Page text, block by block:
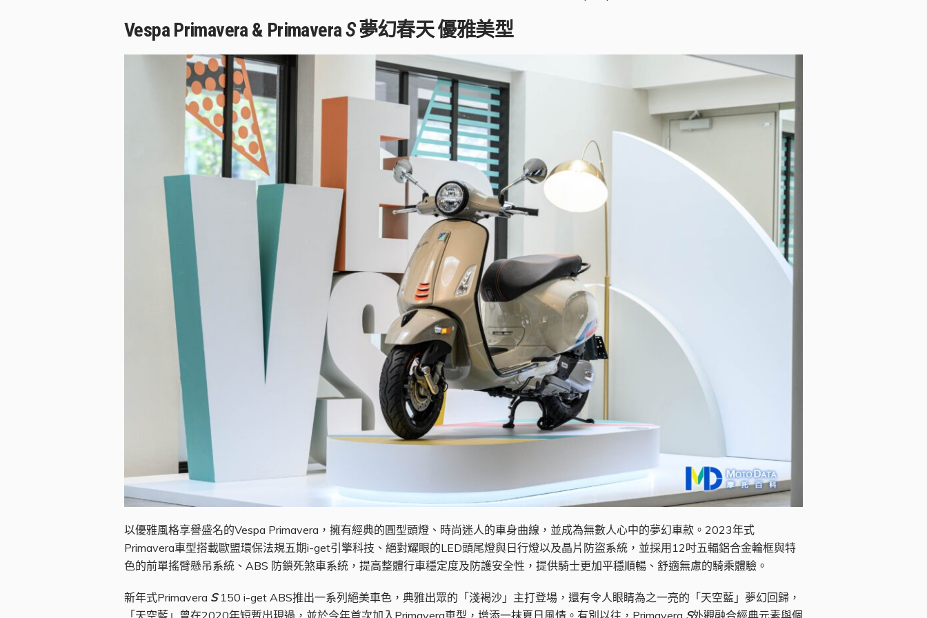
Vespa Primavera & PrimaveraS夢幻春天 優雅美型
以優雅風格享譽盛名的Vespa Primavera，擁有經典的圓型頭燈、時尚迷人的車身曲線，並成為無數人心中的夢幻車款。2023年式
Primavera車型搭載歐盟環保法規五期i-get引擎科技、絕對耀眼的LED頭尾燈與日行燈以及晶片防盜系統，並採用12吋五輻鋁合金輪框與特
色的前單搖臂懸吊系統、ABS 防鎖死煞車系統，提高整體行車穩定度及防護安全性，提供騎士更加平穩順暢、舒適無慮的騎乘體驗。
新年式Primavera S150 i-get ABS推出一系列絕美車色，典雅出眾的「淺褐沙」主打登場，還有令人眼睛為之一亮的「天空藍」夢幻回歸，